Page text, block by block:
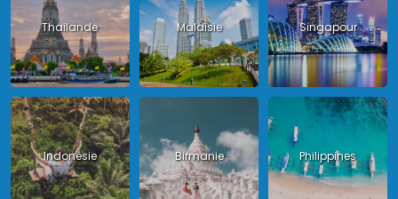
Thailande Malaisie Singapour
Indonésie Birmanie Philippines